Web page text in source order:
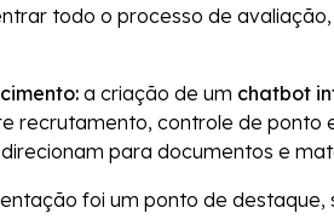
todo o processo de
a criação de um chatbot
recrutamento, controle de ponto
para documentos e
foi um ponto de destaque,